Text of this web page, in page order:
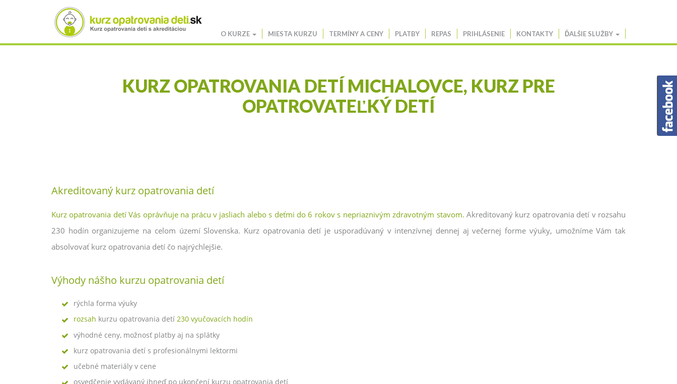
O KURZE MIESTA KURZU TERMÍNY A CENY PLATBY REPAS PRIHLÁSENIE KONTAKTY ĎALŠIE SLUŽBY
KURZ OPATROVANIA DETÍ MICHALOVCE, KURZ PRE
OPATROVATEĽKÝ DETÍ
Akreditovaný kurz opatrovania detí
Kurz opatrovania detí Vás oprávňuje na prácu v jasliach alebo s deťmi do 6 rokov s nepriaznivým zdravotným stavom. Akreditovaný kurz opatrovania detí v rozsahu
230 hodín organizujeme na celom území Slovenska. Kurz opatrovania detí je usporadúvaný v intenzívnej dennej aj večernej forme výuky, umožníme Vám tak
absolvovať kurz opatrovania detí čo najrýchlejšie.
Výhody nášho kurzu opatrovania detí
rýchla forma výuky
rozsah kurzu opatrovania detí 230 vyučovacích hodín
výhodné ceny, možnosť platby aj na splátky
kurz opatrovania detí s profesionálnymi lektormi
učebné materiály v cene
osvedčenie vydávaný ihneď po ukončení kurzu opatrovania detí